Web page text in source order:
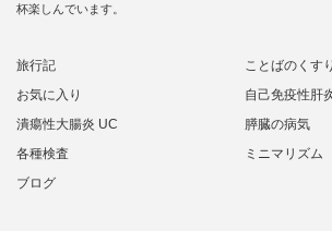
杯楽しんでいます。
旅行記
ことばのくすり
お気に入り
自己免疫性肝
潰瘍性大腸炎 UC
膵臓の病気
各種検査
ミニマリズム
ブログ